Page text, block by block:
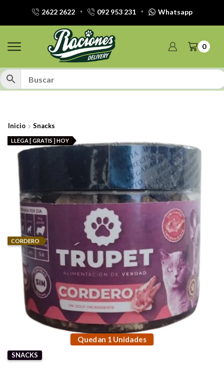
2622 2622 092 953 231 Whatsapp
0
Inicio Snacks
CORDERO
LLEGA [ GRATIS ] HOY
Quedan 1 Unidades
SNACKS